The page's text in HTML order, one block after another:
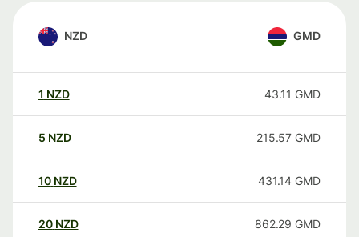
NZD GMD
1 NZD 43.11 GMD
5 NZD 215.57 GMD
10 NZD 431.14 GMD
20 NZD 862.29 GMD